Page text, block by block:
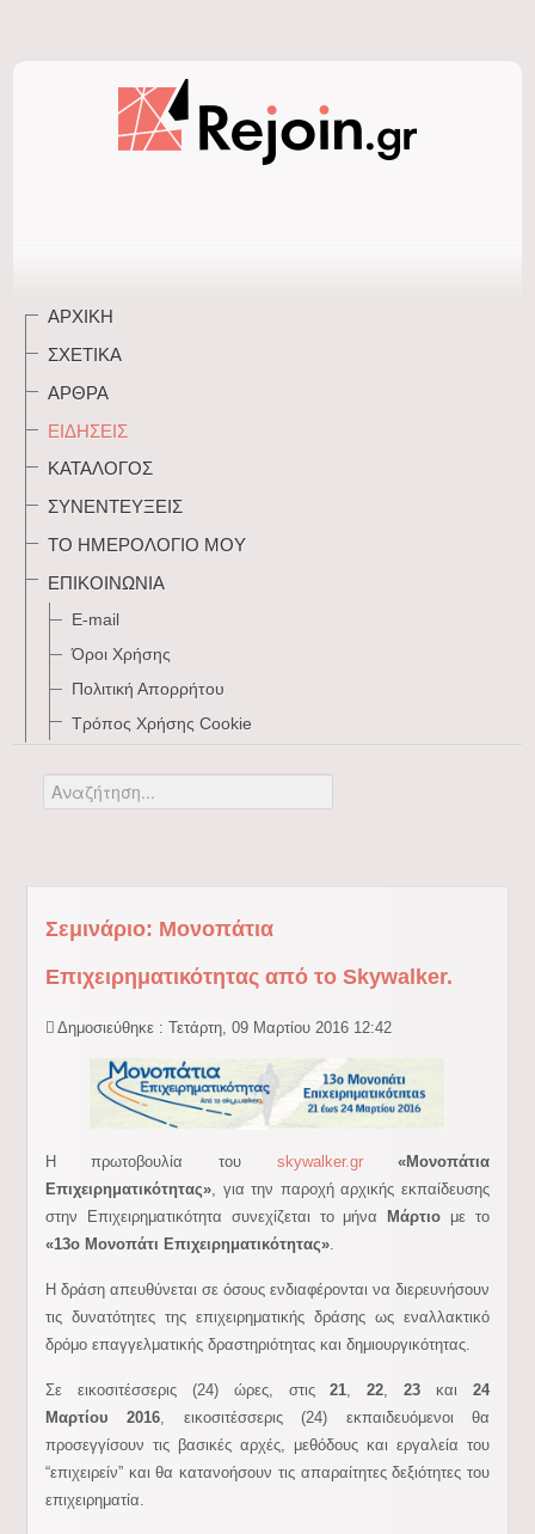
ΑΡΧΙΚΉ
ΣΧΕΤΙΚΆ
ΆΡΘΡΑ
ΕΙΔΉΣΕΙΣ
ΚΑΤΆΛΟΓΟΣ
ΣΥΝΕΝΤΕΎΞΕΙΣ
ΤΟ ΗΜΕΡΟΛΌΓΙΌ ΜΟΥ
ΕΠΙΚΟΙΝΩΝΊΑ
E-mail
Όροι Χρήσης
Πολιτική Απορρήτου
Τρόπος Xρήσης Cookie
Αναζήτηση...
Σεμινάριο: Μονοπάτια
Επιχειρηματικότητας από το Skywalker.
Δημοσιεύθηκε : Τετάρτη, 09 Μαρτίου 2016 12:42
Η πρωτοβουλία του skywalker.gr
«Μονοπάτια
Επιχειρηματικότητας», για την παροχή αρχικής εκπαίδευσης
στην Επιχειρηματικότητα συνεχίζεται το μήνα Μάρτιο με το
«13ο Μονοπάτι Επιχειρηματικότητας».
Η δράση απευθύνεται σε όσους ενδιαφέρονται να διερευνήσουν
τις δυνατότητες της επιχειρηματικής δράσης ως εναλλακτικό
δρόμο επαγγελματικής δραστηριότητας και δημιουργικότητας.
Σε εικοσιτέσσερις (24) ώρες, στις21 ,22 ,23 και24
Μαρτίου 2016 , εικοσιτέσσερις (24) εκπαιδευόμενοι θα
προσεγγίσουν τις βασικές αρχές, μεθόδους και εργαλεία του
“επιχειρείν” και θα κατανοήσουν τις απαραίτητες δεξιότητες του
επιχειρηματία.